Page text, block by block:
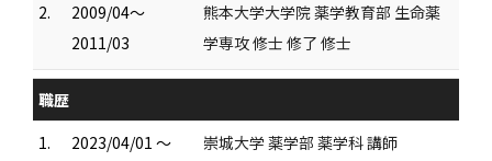
2.
2009/04～
2011/03
熊本大学大学院 薬学教育部 生命薬
学専攻 修士 修了 修士
職歴
1.
2023/04/01 ～ 崇城大学 薬学部 薬学科 講師